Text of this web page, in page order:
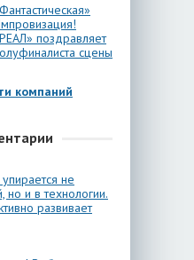
поздравляет
сцены
компаний
не
но и в технологии.
развивает